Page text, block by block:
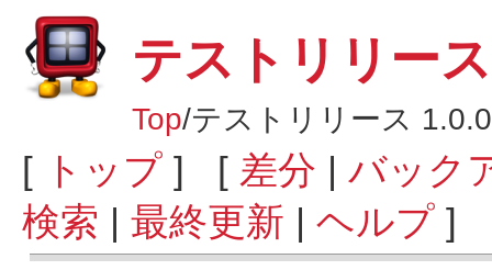
テストリリー
Top/テストリリース
[ トップ] [ 差分 | バック
検索 | 最終更新 | ヘルプ]